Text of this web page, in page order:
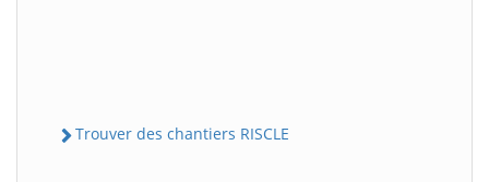
Trouver des chantiers RISCLE